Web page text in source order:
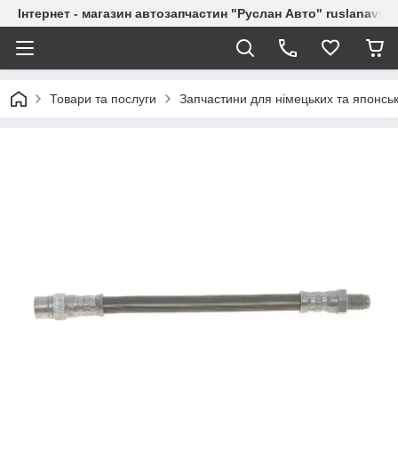
Інтернет - магазин автозапчастин "Руслан Авто"
Товари та послуги Запчастини для німецьких та